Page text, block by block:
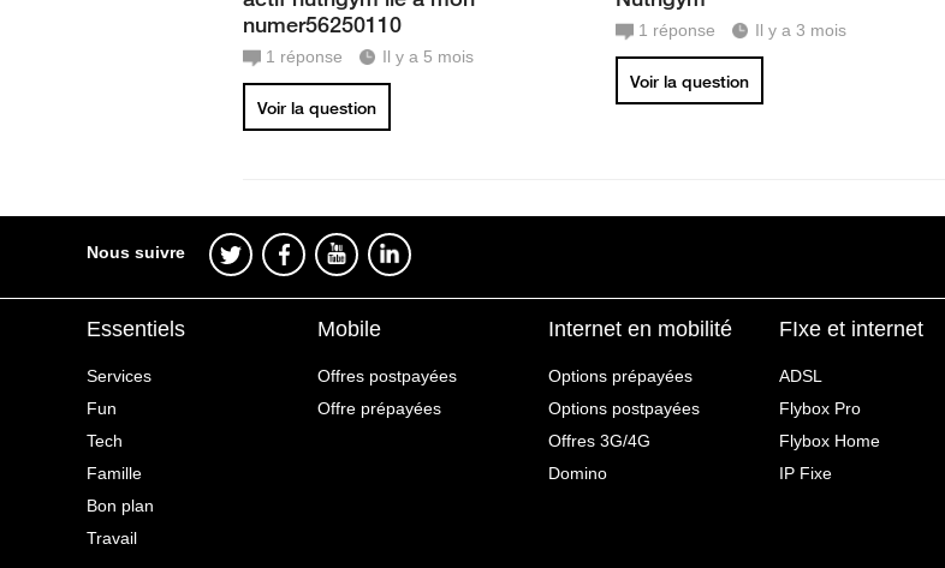
numer56250110
1 réponse Il y a 5 mois
Voir la question
1 réponse Il y a 3 mois
Voir la question
Nous suivre
Essentiels
Services
Fun
Tech
Famille
Bon plan
Travail
Mobile
Offres postpayées
Offre prépayées
Internet en mobilité
Options prépayées
Options postpayées
Offres 3G/4G
Domino
FIxe et internet
ADSL
Flybox Pro
Flybox Home
IP Fixe